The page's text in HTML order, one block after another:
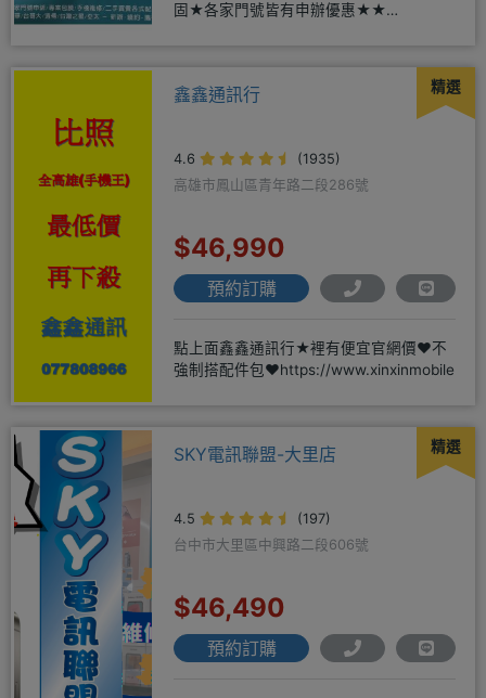
固★各家門號皆有申辦優惠★★
精選
鑫鑫通訊行
4.6
(1935)
高雄市鳳山區青年路二段286號
$46,990
預約訂購
點上面鑫鑫通訊行★裡有便宜官網價❤️不
強制搭配件包❤️https://www.xinxinmobile
精選
SKY電訊聯盟-大里店
4.5
(197)
台中市大里區中興路二段606號
$46,490
預約訂購